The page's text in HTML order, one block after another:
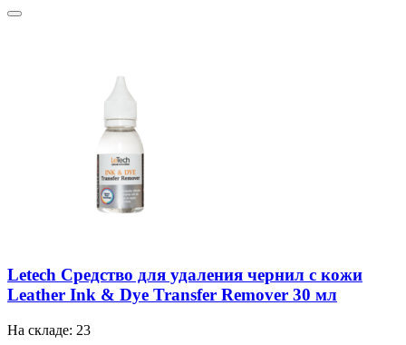
Letech Средство для удаления чернил с кожи
Leather Ink & Dye Transfer Remover 30 мл
На складе: 23